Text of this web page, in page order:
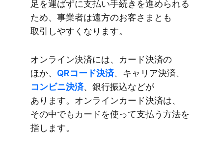
足を​運ばずに​支払い手続きを​進められる​
ため、​事業者は​遠方の​お客さまとも​
取引しやすくなります。
オンライン決済には、​カード決済の​
ほか、 ​QRコード決済、​キャリア決済、
コンビニ決済、​銀行振込などが​
あります。​オンラインカード決済は、​
その​中でも​カードを​使って​支払う​方​法を​
指します。